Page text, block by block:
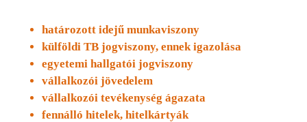
határozott idejű munkaviszony
külföldi TB jogviszony, ennek igazolása
egyetemi hallgatói jogviszony
vállalkozói jövedelem
vállalkozói tevékenység ágazata
fennálló hitelek, hitelkártyák